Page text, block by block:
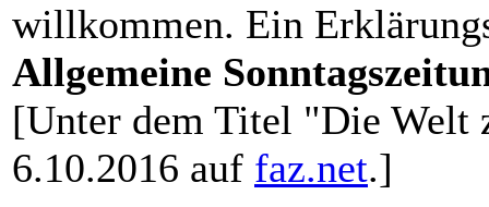
willkommen. Ein
Allgemeine
[Unter dem Titel "Die Welt
6.10.2016 auf faz.net.]